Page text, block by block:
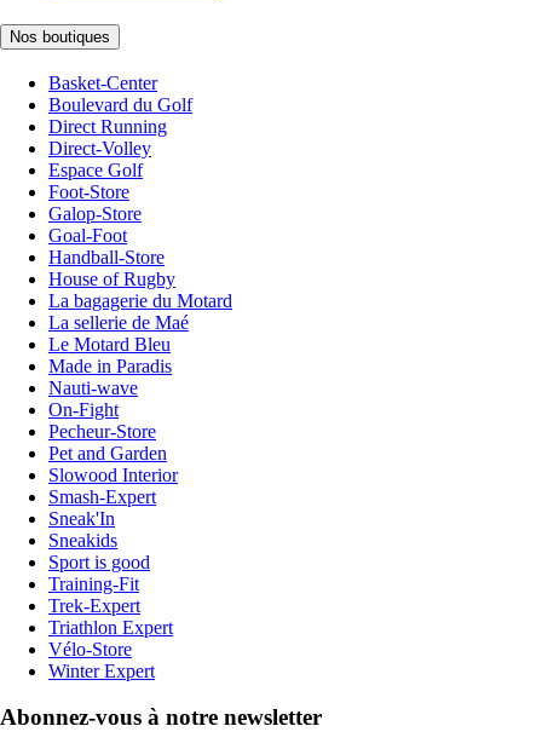
Nos boutiques
Basket-Center
Boulevard du Golf
Direct Running
Direct-Volley
Espace Golf
Foot-Store
Galop-Store
Goal-Foot
Handball-Store
House of Rugby
La bagagerie du Motard
La sellerie de Maé
Le Motard Bleu
Made in Paradis
Nauti-wave
On-Fight
Pecheur-Store
Pet and Garden
Slowood Interior
Smash-Expert
Sneak'In
Sneakids
Sport is good
Training-Fit
Trek-Expert
Triathlon Expert
Vélo-Store
Winter Expert
Abonnez-vous à notre newsletter